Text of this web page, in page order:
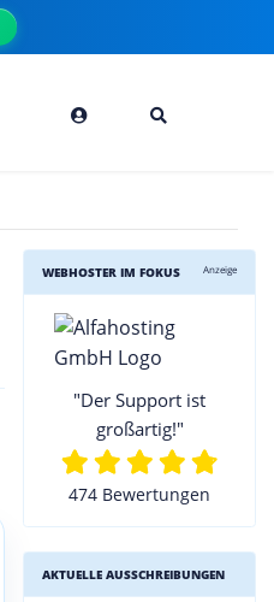
WEBHOSTER IM FOKUS Anzeige
"Der Support ist
großartig!"
474 Bewertungen
AKTUELLE AUSSCHREIBUNGEN